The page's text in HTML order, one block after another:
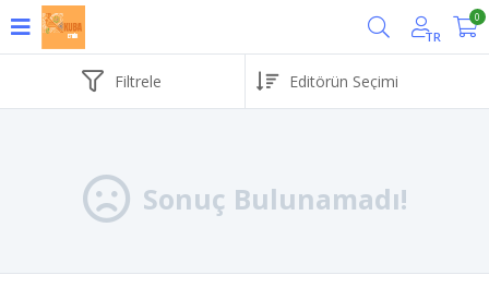
TR
0
Filtrele
Sonuç Bulunamadı!